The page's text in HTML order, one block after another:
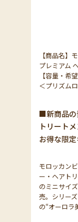
【商品名】
プレミアム
【容量・希
＜プリズム
■新商品の
トリート
お得な限
モロッカン
ー・ヘアト
のミニサイ
売。シリー
の“オーロラ